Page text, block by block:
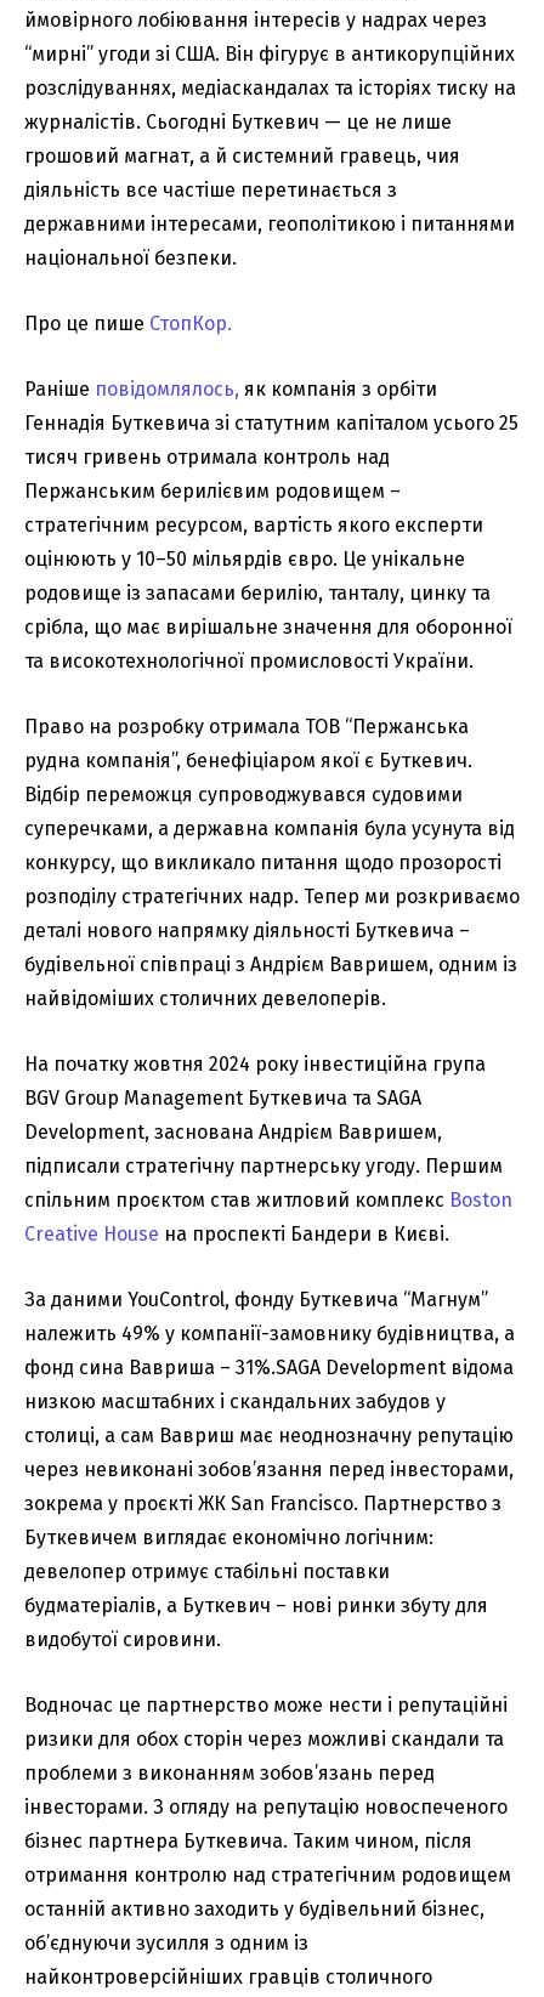
ймовірного лобіювання інтересів у надрах через
“мирні” угоди зі США. Він фігурує в антикорупційних
розслідуваннях, медіаскандалах та історіях тиску на
журналістів. Сьогодні Буткевич — це не лише
грошовий магнат, а й системний гравець, чия
діяльність все частіше перетинається з
державними інтересами, геополітикою і питаннями
національної безпеки.
Про це пише СтопКор.
Раніше повідомлялось, як компанія з орбіти
Геннадія Буткевича зі статутним капіталом усього 25
тисяч гривень отримала контроль над
Пержанським берилієвим родовищем –
стратегічним ресурсом, вартість якого експерти
оцінюють у 10–50 мільярдів євро. Це унікальне
родовище із запасами берилію, танталу, цинку та
срібла, що має вирішальне значення для оборонної
та високотехнологічної промисловості України.
Право на розробку отримала ТОВ “Пержанська
рудна компанія”, бенефіціаром якої є Буткевич.
Відбір переможця супроводжувався судовими
суперечками, а державна компанія була усунута від
конкурсу, що викликало питання щодо прозорості
розподілу стратегічних надр. Тепер ми розкриваємо
деталі нового напрямку діяльності Буткевича –
будівельної співпраці з Андрієм Вавришем, одним із
найвідоміших столичних девелоперів.
На початку жовтня 2024 року інвестиційна група
BGV Group Management Буткевича та SAGA
Development, заснована Андрієм Вавришем,
підписали стратегічну партнерську угоду. Першим
спільним проєктом став житловий комплекс Boston
Creative House на проспекті Бандери в Києві.
За даними YouControl, фонду Буткевича “Магнум”
належить 49% у компанії-замовнику будівництва, а
фонд сина Вавриша – 31%.SAGA Development відома
низкою масштабних і скандальних забудов у
столиці, а сам Вавриш має неоднозначну репутацію
через невиконані зобов’язання перед інвесторами,
зокрема у проєкті ЖК San Francisco. Партнерство з
Буткевичем виглядає економічно логічним:
девелопер отримує стабільні поставки
будматеріалів, а Буткевич – нові ринки збуту для
видобутої сировини.
Водночас це партнерство може нести і репутаційні
ризики для обох сторін через можливі скандали та
проблеми з виконанням зобов’язань перед
інвесторами. З огляду на репутацію новоспеченого
бізнес партнера Буткевича. Таким чином, після
отримання контролю над стратегічним родовищем
останній активно заходить у будівельний бізнес,
об’єднуючи зусилля з одним із
найконтроверсійніших гравців столичного